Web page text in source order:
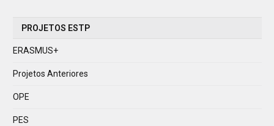
PROJETOS ESTP
ERASMUS+
Projetos Anteriores
OPE
PES